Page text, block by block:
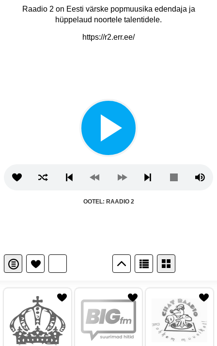
Raadio 2 on Eesti värske popmuusika edendaja ja
hüppelaud noortele talentidele.
https://r2.err.ee/
OOTEL: RAADIO 2